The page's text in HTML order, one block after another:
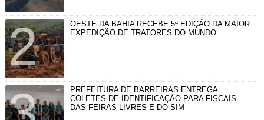
OESTE DA BAHIA RECEBE 5ª EDIÇÃO DA MAIOR
EXPEDIÇÃO DE TRATORES DO MUNDO
PREFEITURA DE BARREIRAS ENTREGA
COLETES DE IDENTIFICAÇÃO PARA FISCAIS
DAS FEIRAS LIVRES E DO SIM